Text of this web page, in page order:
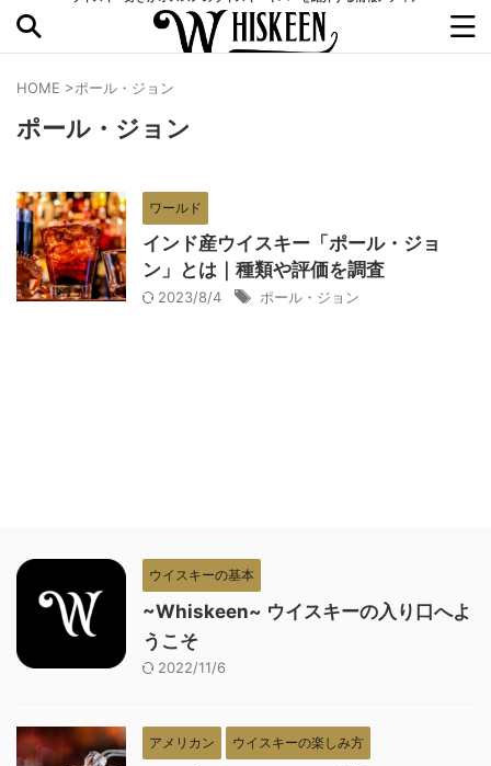
HOME >ポール・ジョン
ポール・ジョン
ワールド
インド産ウイスキー「ポール・ジョ
ン」とは｜種類や評価を調査
2023/8/4 ポール・ジョン
ウイスキーの基本
~Whiskeen~ ウイスキーの入り口へよ
うこそ
2022/11/6
アメリカン ウイスキーの楽しみ方